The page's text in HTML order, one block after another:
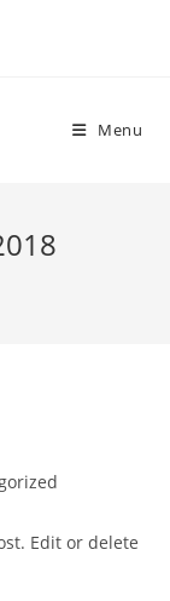
Menu
Edit or delete